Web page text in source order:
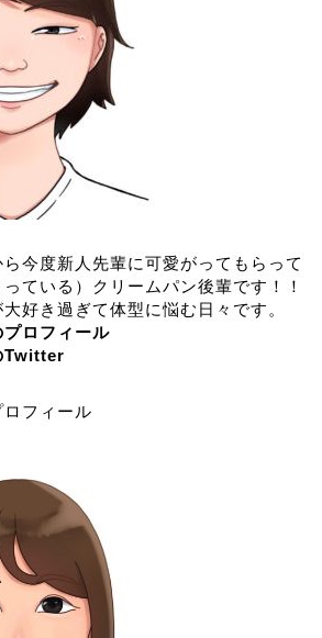
今度新人先輩に可愛がってもらって
ている）クリームパン後輩です！！
好き過ぎて体型に悩む日々です。
ロフィール
Twitter
フィール